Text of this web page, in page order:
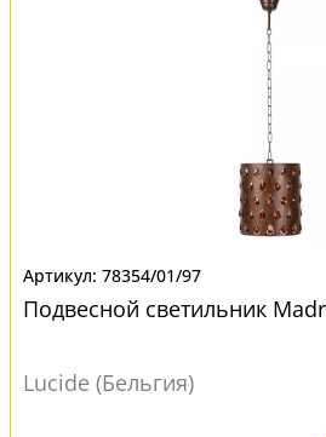
78354/01/97
Подвесной светильник
Lucide (Бельгия)